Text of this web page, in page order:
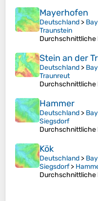
Mayerhofen
Deutschland >
Traunstein
Durchschnittliche
Stein an der
Deutschland >
Traunreut
Durchschnittliche
Hammer
Deutschland >
Siegsdorf
Durchschnittliche
Kök
Deutschland >
Siegsdorf>
Durchschnittliche